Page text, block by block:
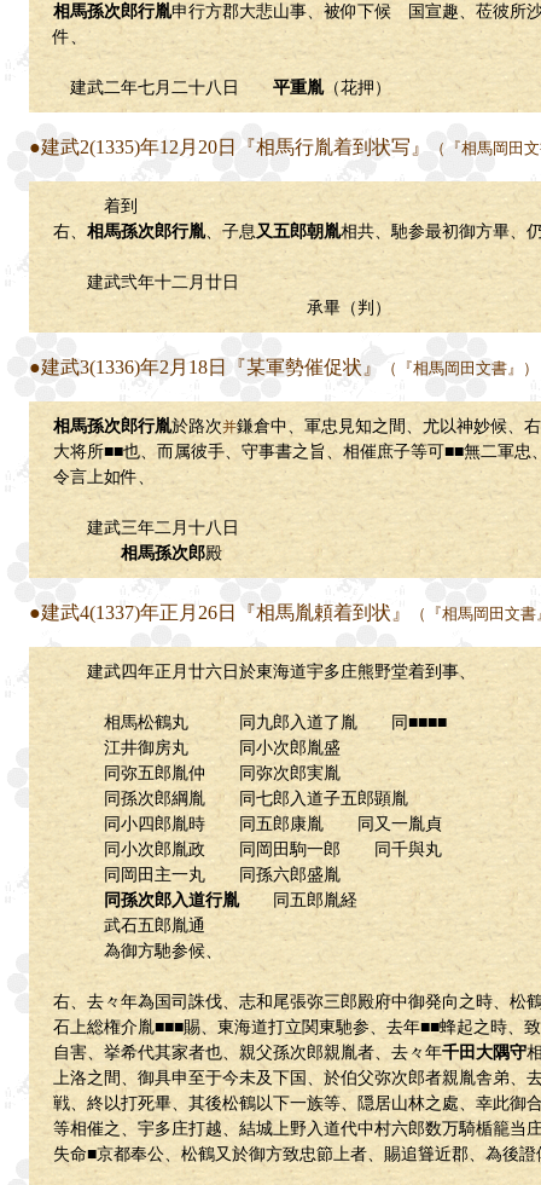
相馬孫次郎行胤申行方郡大悲山事、被仰下候 国宣趣、莅彼所
件、
建武二年七月二十八日 平重胤（花押）
●建武2(1335)年12月20日『相馬行胤着到状写』 （『相馬岡田
着到
右、 相馬孫次郎行胤、子息又五郎朝胤相共、馳参最初御方畢、
建武弐年十二月廿日
承畢（判）
●建武3(1336)年2月18日『某軍勢催促状』 （『相馬岡田文書』）
相馬孫次郎行胤於路次并鎌倉中、軍忠見知之間、尤以神妙候、
大将所■■也、而属彼手、守事書之旨、相催庶子等可■■無二軍忠
令言上如件、
建武三年二月十八日
相馬孫次郎殿
●建武4(1337)年正月26日『相馬胤頼着到状』 （『相馬岡田文書
建武四年正月廿六日於東海道宇多庄熊野堂着到事、
相馬松鶴丸 同九郎入道了胤 同■■■■
江井御房丸 同小次郎胤盛
同弥五郎胤仲 同弥次郎実胤
同孫次郎綱胤 同七郎入道子五郎顕胤
同小四郎胤時 同五郎康胤 同又一胤貞
同小次郎胤政 同岡田駒一郎 同千與丸
同岡田主一丸 同孫六郎盛胤
同孫次郎入道行胤同五郎胤経
武石五郎胤通
為御方馳参候、
右、去々年為国司誅伐、志和尾張弥三郎殿府中御発向之時、松
石上総権介胤■■■賜、東海道打立関東馳参、去年■■蜂起之時、
自害、挙希代其家者也、親父孫次郎親胤者、去々年千田大隅守
上洛之間、御具申至于今未及下国、於伯父弥次郎者親胤舎弟
戦、終以打死畢、其後松鶴以下一族等、隠居山林之處、幸此御
等相催之、宇多庄打越、結城上野入道代中村六郎数万騎楯籠当
失命■京都奉公、松鶴又於御方致忠節上者、賜追聳近郡、為後